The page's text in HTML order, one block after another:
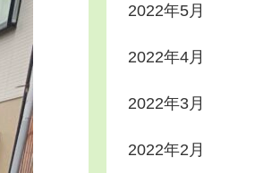
2022年5月
2022年4月
2022年3月
2022年2月